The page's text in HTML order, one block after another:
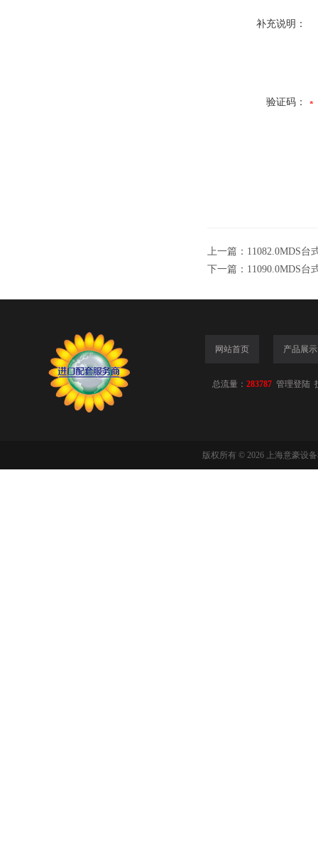
补充说明：
验证码：
上一篇： 11082.0MDS台
下一篇： 11090.0MDS台
网站首页 产品展示
总流量： 283787 管理登陆
版权所有 © 2026 上海意豪设